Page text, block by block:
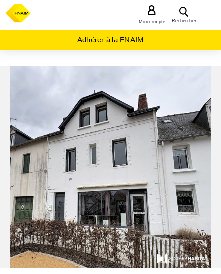
Rechercher
Mon compte
Adhérer à la FNAIM
(56)
PLOERMEL
(56800)